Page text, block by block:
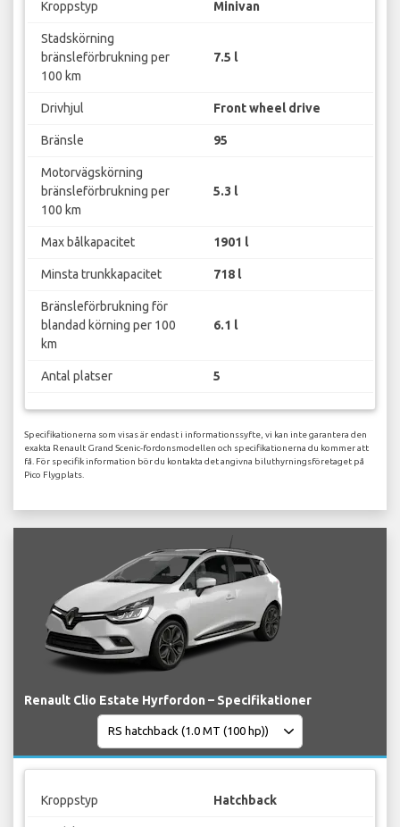
Kroppstyp Minivan
Stadskörning
bränsleförbrukning per
100 km
7.5 l
Drivhjul Front wheel drive
Bränsle 95
Motorvägskörning
bränsleförbrukning per
100 km
5.3 l
Max bålkapacitet 1901 l
Minsta trunkkapacitet 718 l
Bränsleförbrukning för
blandad körning per 100
km
6.1 l
Antal platser 5
Specifikationerna som visas är endast i informationssyfte, vi kan inte garantera den
exakta Renault Grand Scenic-fordonsmodellen och specifikationerna du kommer att
få. För specifik information bör du kontakta det angivna biluthyrningsföretaget på
Pico Flygplats.
Renault Clio Estate Hyrfordon – Specifikationer
Kroppstyp Hatchback